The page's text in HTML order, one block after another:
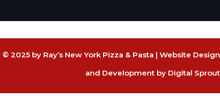
© 2025 by Ray’s New York Pizza & Pasta | Website Design
and Development by Digital Sprout